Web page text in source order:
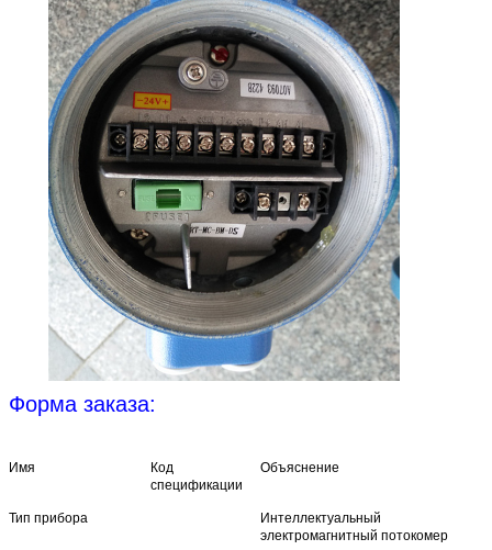
масла и щелочей.
Платиновый
иридий
Практически применима во всех
химических средах, кроме соли
аммония.
Форма заказа:
Имя
Код
спецификации
Объяснение
Тип прибора
Интеллектуальный
электромагнитный потокомер